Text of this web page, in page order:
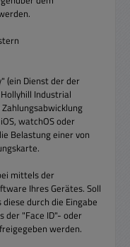
(ein Dienst der der
Industrial
watchOS oder
Belastung einer von
mittels der
Ihres Gerätes. Soll
durch die Eingabe
der "Face ID"- oder
werden.